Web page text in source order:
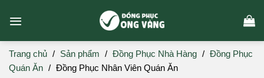
Trang chủ / Sản phẩm / Đồng Phục Nhà Hàng / Đồng Phục
Quán Ăn / Đồng Phục Nhân Viên Quán Ăn